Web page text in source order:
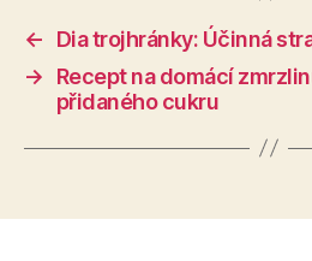
←
Dia trojhránky: Účinná
→
Recept na domácí
přidaného cukru